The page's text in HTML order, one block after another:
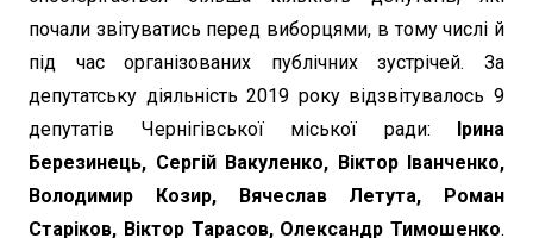
почали звітуватись перед виборцями, в тому числі й
під час організованих публічних зустрічей. За
депутатську діяльність 2019 року відзвітувалось 9
депутатів Чернігівської міської ради:
Ірина
Березинець, Сергій Вакуленко, Віктор Іванченко,
Володимир Козир, Вячеслав Летута, Роман
Старіков, Віктор Тарасов, Олександр Тимошенко.